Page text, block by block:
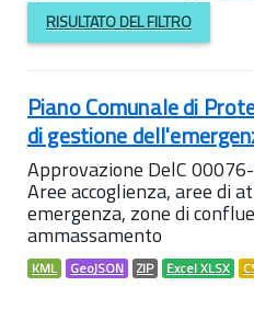
RISULTATO DEL FILTRO
Piano Comunale di
di gestione
Approvazione DelC
Aree accoglienza, aree di
emergenza, zone di
ammassamento
KML GeoJSON ZIP Excel XLSX